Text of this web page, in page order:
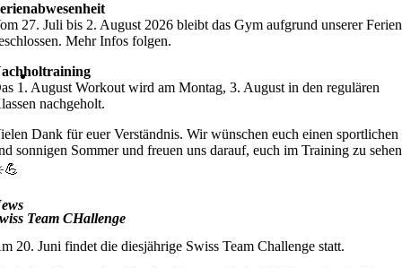
27. Juli bis 2. August 2026 bleibt das Gym aufgrund unserer Ferien
Mehr Infos folgen.
1. August Workout wird am Montag, 3. August in den regulären
nachgeholt.
Dank für euer Verständnis. Wir wünschen euch einen sportlichen
sonnigen Sommer und freuen uns darauf, euch im Training zu
Team CHallenge
20. Juni findet die diesjährige Swiss Team Challenge statt.